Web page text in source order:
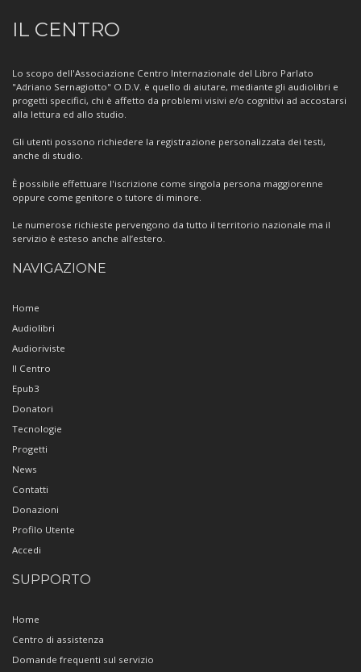
Informazioni
sul
Centro
IL CENTRO
Lo scopo dell'Associazione Centro Internazionale del Libro Parlato
"Adriano Sernagiotto" O.D.V. è quello di aiutare, mediante gli audiolibri e
progetti specifici, chi è affetto da problemi visivi e/o cognitivi ad accostarsi
alla lettura ed allo studio.
Gli utenti possono richiedere la registrazione personalizzata dei testi,
anche di studio.
È possibile effettuare l'iscrizione come singola persona maggiorenne
oppure come genitore o tutore di minore.
Le numerose richieste pervengono da tutto il territorio nazionale ma il
servizio è esteso anche all’estero.
NAVIGAZIONE
Home
Audiolibri
Audioriviste
Il Centro
Epub3
Donatori
Tecnologie
Progetti
News
Contatti
Donazioni
Profilo Utente
Accedi
SUPPORTO
Home
Centro di assistenza
Domande frequenti sul servizio